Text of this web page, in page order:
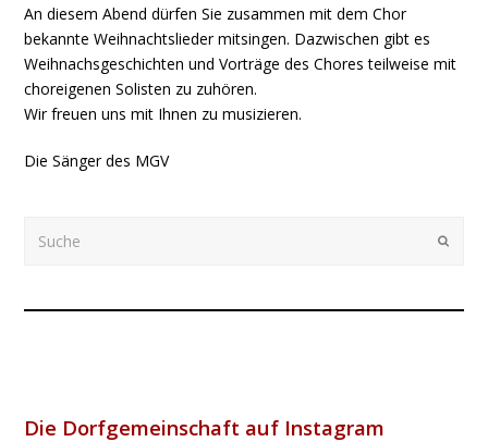
An diesem Abend dürfen Sie zusammen mit dem Chor
bekannte Weihnachtslieder mitsingen. Dazwischen gibt es
Weihnachsgeschichten und Vorträge des Chores teilweise mit
choreigenen Solisten zu zuhören.
Wir freuen uns mit Ihnen zu musizieren.
Die Sänger des MGV
Submit
Die Dorfgemeinschaft auf Instagram